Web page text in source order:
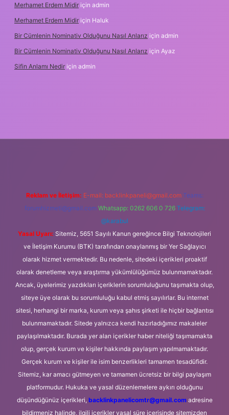
Merhamet Erdem Midir için admin
Merhamet Erdem Midir için Haluk
Bir Cümlenin Nominativ Olduğunu Nasıl Anlarız için admin
Bir Cümlenin Nominativ Olduğunu Nasıl Anlarız için Ayaz
Sifin Anlamı Nedir için admin
Reklam ve İletişim: E-mail: backlinkpaneli@gmail.com Teams:
forumhizmeti@gmail.com Whatsapp: 0262 606 0 726 Telegram:
@karabul
Yasal Uyarı: Sitemiz, 5651 Sayılı Kanun gereğince Bilgi Teknolojileri
ve İletişim Kurumu (BTK) tarafından onaylanmış bir Yer Sağlayıcı
olarak hizmet vermektedir. Bu nedenle, sitedeki içerikleri proaktif
olarak denetleme veya araştırma yükümlülüğümüz bulunmamaktadır.
Ancak, üyelerimiz yazdıkları içeriklerin sorumluluğunu taşımakta olup,
siteye üye olarak bu sorumluluğu kabul etmiş sayılırlar. Bu internet
sitesi, herhangi bir marka, kurum veya şahıs şirketi ile hiçbir bağlantısı
bulunmamaktadır. Sitede yalnızca kendi hazırladığımız makaleler
paylaşılmaktadır. Burada yer alan içerikler haber niteliği taşımamakta
olup, gerçek kurum ve kişiler hakkında paylaşım yapılmamaktadır.
Gerçek kurum ve kişiler ile isim benzerlikleri tamamen tesadüfidir.
Sitemiz, kar amacı gütmeyen ve tamamen ücretsiz bir bilgi paylaşım
platformudur. Hukuka ve yasal düzenlemelere aykırı olduğunu
düşündüğünüz içerikleri, backlinkpanelicomtr@gmail.comadresine
bildirmeniz halinde, ilgili içerikler yasal süre içerisinde sitemizden